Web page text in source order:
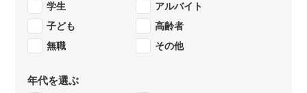
学生
アルバイト
子ども
高齢者
無職
その他
年代を選ぶ